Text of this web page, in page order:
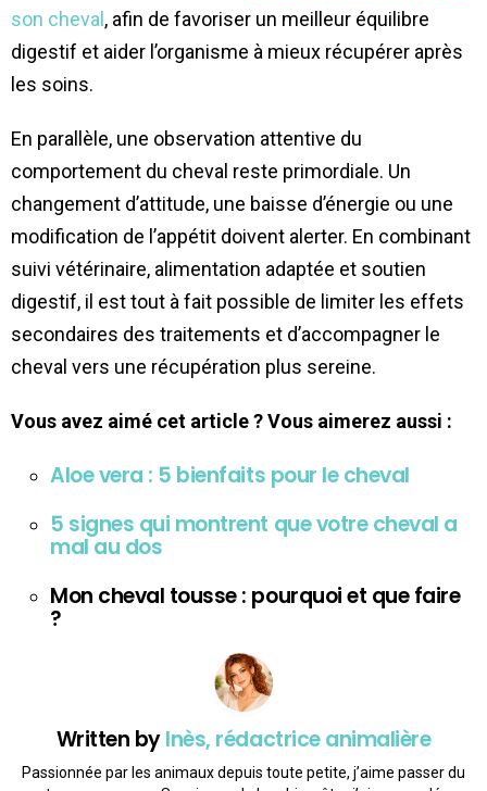
son cheval, afin de favoriser un meilleur équilibre
digestif et aider l’organisme à mieux récupérer après
les soins.
En parallèle, une observation attentive du
comportement du cheval reste primordiale. Un
changement d’attitude, une baisse d’énergie ou une
modification de l’appétit doivent alerter. En combinant
suivi vétérinaire, alimentation adaptée et soutien
digestif, il est tout à fait possible de limiter les effets
secondaires des traitements et d’accompagner le
cheval vers une récupération plus sereine.
Vous avez aimé cet article ? Vous aimerez aussi :
Aloe vera : 5 bienfaits pour le cheval
5 signes qui montrent que votre cheval a
mal au dos
Mon cheval tousse : pourquoi et que faire
?
Written byInès, rédactrice animalière
Passionnée par les animaux depuis toute petite, j’aime passer du